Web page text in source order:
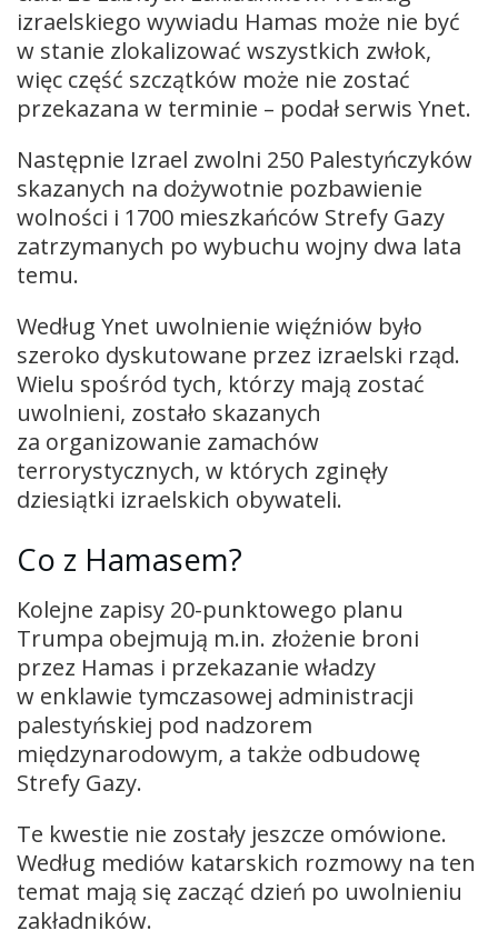
izraelskiego wywiadu Hamas może nie być
w stanie zlokalizować wszystkich zwłok,
więc część szczątków może nie zostać
przekazana w terminie – podał serwis Ynet.
Następnie Izrael zwolni 250 Palestyńczyków
skazanych na dożywotnie pozbawienie
wolności i 1700 mieszkańców Strefy Gazy
zatrzymanych po wybuchu wojny dwa lata
temu.
Według Ynet uwolnienie więźniów było
szeroko dyskutowane przez izraelski rząd.
Wielu spośród tych, którzy mają zostać
uwolnieni, zostało skazanych
za organizowanie zamachów
terrorystycznych, w których zginęły
dziesiątki izraelskich obywateli.
Co z Hamasem?
Kolejne zapisy 20-punktowego planu
Trumpa obejmują m.in. złożenie broni
przez Hamas i przekazanie władzy
w enklawie tymczasowej administracji
palestyńskiej pod nadzorem
międzynarodowym, a także odbudowę
Strefy Gazy.
Te kwestie nie zostały jeszcze omówione.
Według mediów katarskich rozmowy na ten
temat mają się zacząć dzień po uwolnieniu
zakładników.